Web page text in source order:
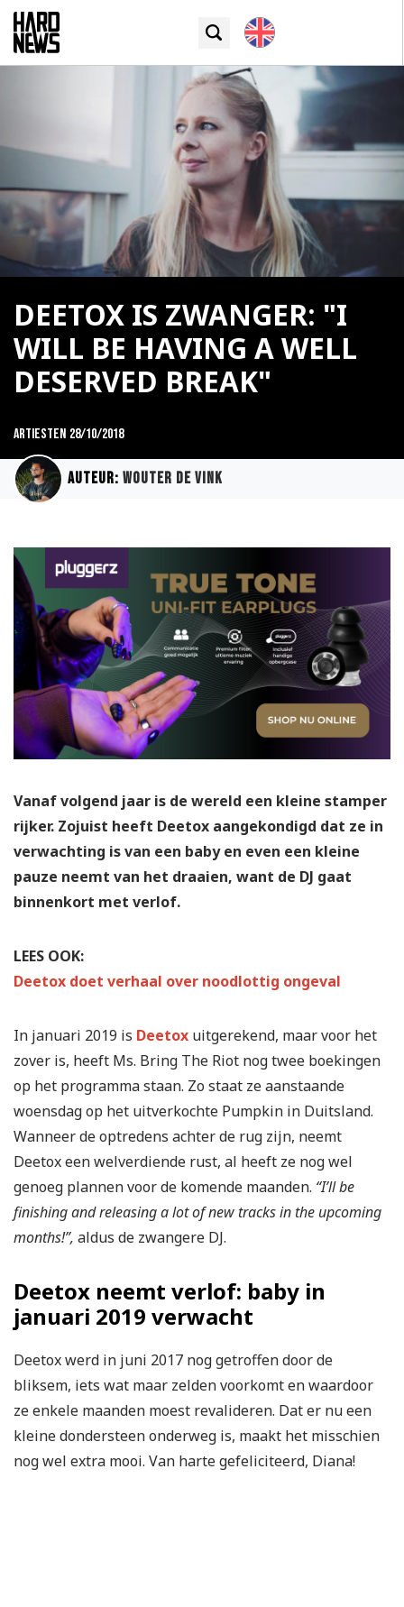
DEETOX IS ZWANGER: "I
WILL BE HAVING A WELL
DESERVED BREAK"
Artiesten 28/10/2018
Auteur: Wouter de Vink
Vanaf volgend jaar is de wereld een kleine stamper
rijker. Zojuist heeft Deetox aangekondigd dat ze in
verwachting is van een baby en even een kleine
pauze neemt van het draaien, want de DJ gaat
binnenkort met verlof.
LEES OOK:
Deetox doet verhaal over noodlottig ongeval
In januari 2019 is Deetox uitgerekend, maar voor het
zover is, heeft Ms. Bring The Riot nog twee boekingen
op het programma staan. Zo staat ze aanstaande
woensdag op het uitverkochte Pumpkin in Duitsland.
Wanneer de optredens achter de rug zijn, neemt
Deetox een welverdiende rust, al heeft ze nog wel
genoeg plannen voor de komende maanden. “I’ll be
finishing and releasing a lot of new tracks in the upcoming
months!”, aldus de zwangere DJ.
Deetox neemt verlof: baby in
januari 2019 verwacht
Deetox werd in juni 2017 nog getroffen door de
bliksem, iets wat maar zelden voorkomt en waardoor
ze enkele maanden moest revalideren. Dat er nu een
kleine dondersteen onderweg is, maakt het misschien
nog wel extra mooi. Van harte gefeliciteerd, Diana!